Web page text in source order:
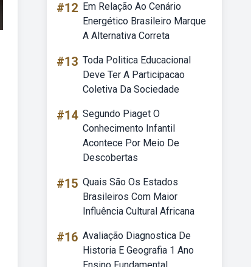
#12 Em Relação Ao Cenário
Energético Brasileiro Marque
A Alternativa Correta
#13 Toda Politica Educacional
Deve Ter A Participacao
Coletiva Da Sociedade
#14 Segundo Piaget O
Conhecimento Infantil
Acontece Por Meio De
Descobertas
#15 Quais São Os Estados
Brasileiros Com Maior
Influência Cultural Africana
#16 Avaliação Diagnostica De
Historia E Geografia 1 Ano